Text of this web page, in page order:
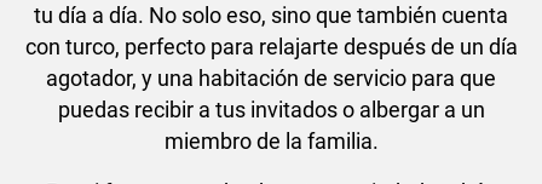
tu día a día. No solo eso, sino que también cuenta
con turco, perfecto para relajarte después de un día
agotador, y una habitación de servicio para que
puedas recibir a tus invitados o albergar a un
miembro de la familia.